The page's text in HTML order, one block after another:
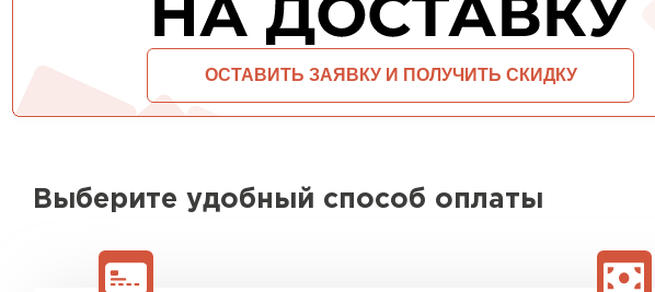
ОСТАВИТЬ ЗАЯВКУ И ПОЛУЧИТЬ СКИДКУ
Выберите удобный способ оплаты